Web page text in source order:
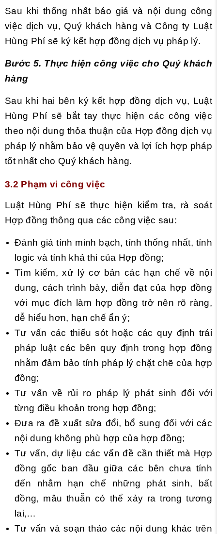
Sau khi thống nhất báo giá và nội dung công
việc dịch vụ, Quý khách hàng và Công ty Luật
Hùng Phí sẽ ký kết hợp đồng dịch vụ pháp lý.
Bước 5. Thực hiện công việc cho Quý khách
hàng
Sau khi hai bên ký kết hợp đồng dịch vụ, Luật
Hùng Phí sẽ bắt tay thực hiện các công việc
theo nội dung thỏa thuận của Hợp đồng dịch vụ
pháp lý nhằm bảo vệ quyền và lợi ích hợp pháp
tốt nhất cho Quý khách hàng.
3.2 Phạm vi công việc
Luật Hùng Phí sẽ thực hiện kiểm tra, rà soát
Hợp đồng thông qua các công việc sau:
Đánh giá tính minh bạch, tính thống nhất, tính
logic và tính khả thi của Hợp đồng;
Tìm kiếm, xử lý cơ bản các hạn chế về nội
dung, cách trình bày, diễn đạt của hợp đồng
với mục đích làm hợp đồng trở nên rõ ràng,
dễ hiểu hơn, hạn chế ẩn ý;
Tư vấn các thiếu sót hoặc các quy định trái
pháp luật các bên quy định trong hợp đồng
nhằm đảm bảo tính pháp lý chặt chẽ của hợp
đồng;
Tư vấn về rủi ro pháp lý phát sinh đối với
từng điều khoản trong hợp đồng;
Đưa ra đề xuất sửa đổi, bổ sung đối với các
nội dung không phù hợp của hợp đồng;
Tư vấn, dự liệu các vấn đề cần thiết mà Hợp
đồng gốc ban đầu giữa các bên chưa tính
đến nhằm hạn chế những phát sinh, bất
đồng, mâu thuẫn có thể xảy ra trong tương
lai,…
Tư vấn và soạn thảo các nội dung khác trên